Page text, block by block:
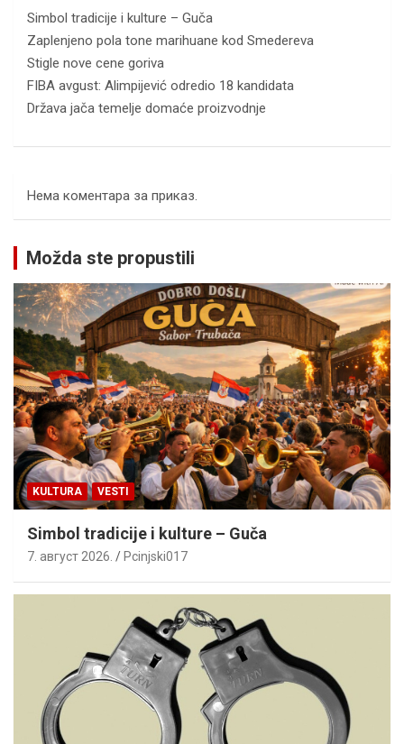
Simbol tradicije i kulture – Guča
Zaplenjeno pola tone marihuane kod Smedereva
Stigle nove cene goriva
FIBA avgust: Alimpijević odredio 18 kandidata
Država jača temelje domaće proizvodnje
Нема коментара за приказ.
Možda ste propustili
KULTURA VESTI
Simbol tradicije i kulture – Guča
7. август 2026. Pcinjski017